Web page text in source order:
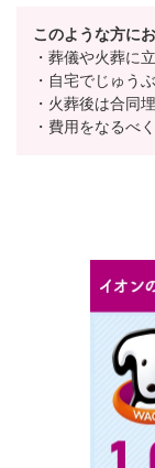
このような方に
・葬儀や火葬に
・自宅でじゅう
・火葬後は合同
・費用をなるべ